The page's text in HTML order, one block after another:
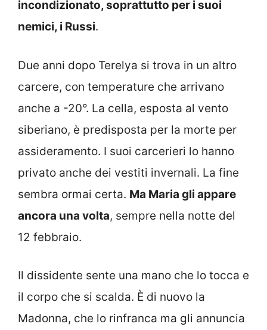
incondizionato, soprattutto per i suoi
nemici, i Russi.
Due anni dopo Terelya si trova in un altro
carcere, con temperature che arrivano
anche a -20°. La cella, esposta al vento
siberiano, è predisposta per la morte per
assideramento. I suoi carcerieri lo hanno
privato anche dei vestiti invernali. La fine
sembra ormai certa. Ma Maria gli appare
ancora una volta, sempre nella notte del
12 febbraio.
Il dissidente sente una mano che lo tocca e
il corpo che si scalda. È di nuovo la
Madonna, che lo rinfranca ma gli annuncia